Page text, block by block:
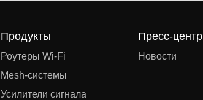
Продукты
Роутеры Wi-Fi
Mesh‑системы
Усилители сигнала
Пресс-центр
Новости